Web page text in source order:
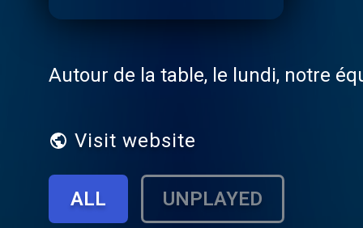
Autour de la table, le lundi, notre
Visit website
ALL UNPLAYED